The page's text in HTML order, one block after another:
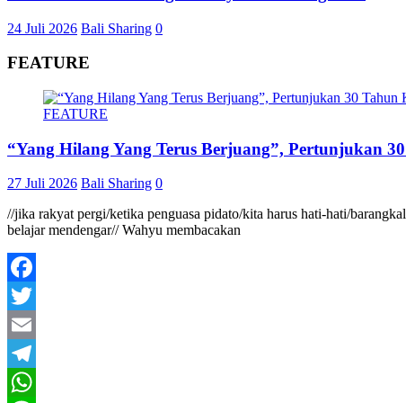
24 Juli 2026 Bali Sharing 0
FEATURE
FEATURE
“Yang Hilang Yang Terus Berjuang”, Pertunjukan
27 Juli 2026 Bali Sharing 0
//jika rakyat pergi/ketika penguasa pidato/kita harus hati-hati/
belajar mendengar// Wahyu membacakan
Facebook
Twitter
Email
Telegram